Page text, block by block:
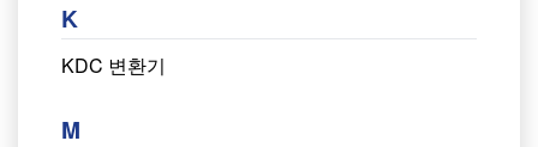
K
KDC 변환기
M